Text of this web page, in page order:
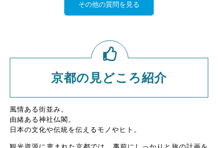
その他の質問を見る
京都の見どころ紹介
風情ある街並み。
由緒ある神社仏閣。
日本の文化や伝統を伝えるモノやヒト。